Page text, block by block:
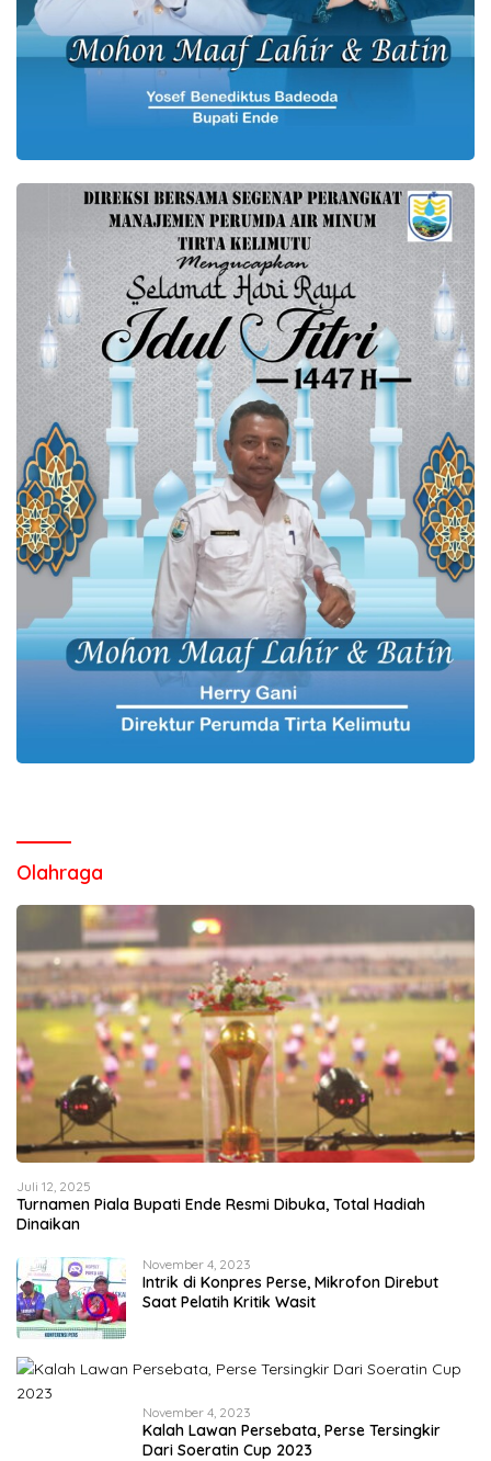
Olahraga
Juli 12, 2025
Turnamen Piala Bupati Ende Resmi Dibuka, Total Hadiah
Dinaikan
November 4, 2023
Intrik di Konpres Perse, Mikrofon Direbut
Saat Pelatih Kritik Wasit
November 4, 2023
Kalah Lawan Persebata, Perse Tersingkir
Dari Soeratin Cup 2023